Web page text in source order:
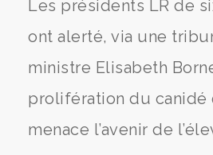
Les présidents LR de
ont alerté, via une
ministre Elisabeth
prolifération du canidé
menace l’avenir de